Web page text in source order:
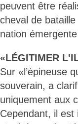
peuvent être
cheval de
nation
«LÉGITIMER
Sur «l’épineuse
souverain, a
uniquement aux
Cependant, il est